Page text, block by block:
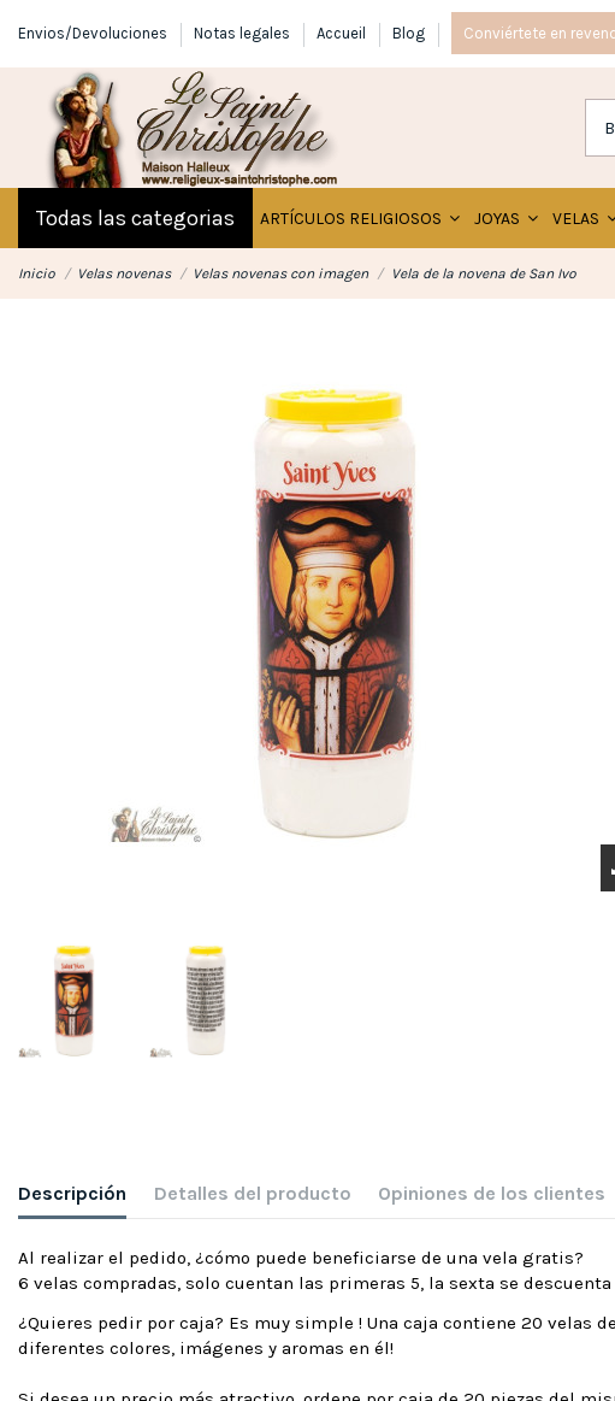
Envios/Devoluciones Notas legales Accueil Blog Conviértete en
Todas las categorias ARTÍCULOS RELIGIOSOS JOYAS VELAS
Inicio Velas novenas Velas novenas con imagen Vela de la novena de San Ivo
Descripción Detalles del producto Opiniones de los clientes
Al realizar el pedido, ¿cómo puede beneficiarse de una vela gratis?
6 velas compradas, solo cuentan las primeras 5, la sexta se
¿Quieres pedir por caja? Es muy simple ! Una caja contiene 20 velas
diferentes colores, imágenes y aromas en él!